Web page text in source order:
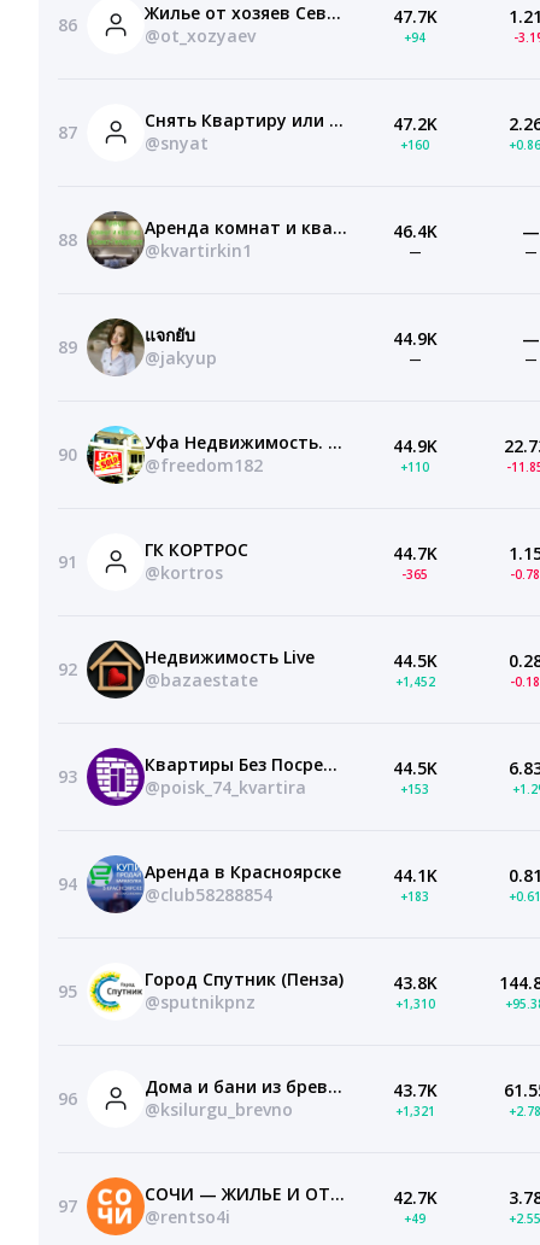
86
Жилье от хозяев Севастополь БЕЗ ПОСРЕДНИКОВ
@ot_xozyaev
47.7K
+94 -
87
Снять Квартиру или Сдать | Аренда в Челябинске
@snyat
47.2K
+160
88
Аренда комнат и квартир в Санкт-Петербурге — СПБ
@kvartirkin1
46.4K
—
—
—
89
แจกยับ
@jakyup
44.9K
—
—
—
90
Уфа Недвижимость. Купить, снять, дом, квартиру,
@freedom182
44.9K
+110 -
91
ГК КОРТРОС
@kortros
44.7K
-365 -
92
Недвижимость Live
@bazaestate
44.5K
+1,452 -
93
Квартиры Без Посредника Челябинск Сдать Продать
@poisk_74_kvartira
44.5K
+153
94
Аренда в Красноярске
@club58288854
44.1K
+183
95
Город Спутник (Пенза)
@sputnikpnz
43.8K
+1,310
96
Дома и бани из бревна. Ксилургу
@ksilurgu_brevno
43.7K
+1,321
97
СОЧИ — ЖИЛЬЕ И ОТДЫХ
@rentso4i
42.7K
+49